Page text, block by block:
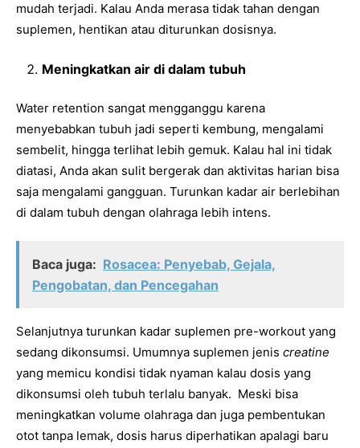
mudah terjadi. Kalau Anda merasa tidak tahan dengan
suplemen, hentikan atau diturunkan dosisnya.
Meningkatkan air di dalam tubuh
Water retention sangat mengganggu karena
menyebabkan tubuh jadi seperti kembung, mengalami
sembelit, hingga terlihat lebih gemuk. Kalau hal ini tidak
diatasi, Anda akan sulit bergerak dan aktivitas harian bisa
saja mengalami gangguan. Turunkan kadar air berlebihan
di dalam tubuh dengan olahraga lebih intens.
Baca juga: Rosacea: Penyebab, Gejala,
Pengobatan, dan Pencegahan
Selanjutnya turunkan kadar suplemen pre-workout yang
sedang dikonsumsi. Umumnya suplemen jenis creatine
yang memicu kondisi tidak nyaman kalau dosis yang
dikonsumsi oleh tubuh terlalu banyak. Meski bisa
meningkatkan volume olahraga dan juga pembentukan
otot tanpa lemak, dosis harus diperhatikan apalagi baru